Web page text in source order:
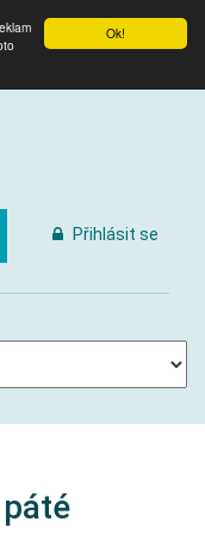
Ok!
Přihlásit se